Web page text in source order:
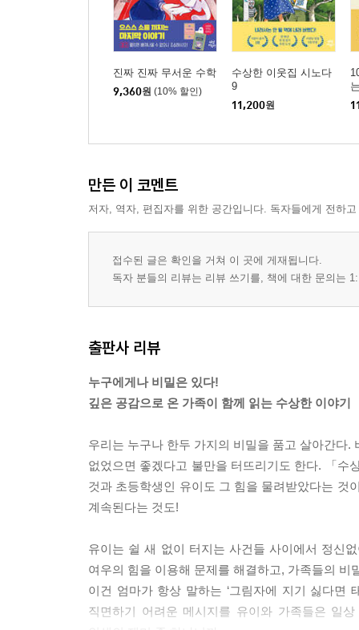
진짜 진짜 무서운 수학
9,360원 (10% 할인)
수상한 이웃집 시노다
9
11,200원
만든 이 코멘트
저자, 역자, 편집자를 위한 공간입니다. 독자들에게 전하
접수된 글은 확인을 거쳐 이 곳에 게재됩니다.
독자 분들의 리뷰는 리뷰 쓰기를, 책에 대한 문의는
출판사 리뷰
누구에게나 비밀은 있다!
깊은 공감으로 온 가족이 함께 읽는 수상한 이야기
우리는 누구나 한두 가지의 비밀을 품고 살아간다
없었으면 좋겠다고 불만을 터뜨리기도 한다. 「수
것과 초등학생인 유이도 그 힘을 물려받았다는 것
계속된다는 것도!
유이는 쉴 새 없이 터지는 사건들 사이에서 정신
여우의 힘을 이용해 문제를 해결하고, 가족들의
이건 엄마가 항상 말하는 ‘그림자에 지기 싫다면
직면하기 어려운 메시지를 유이와 가족들은 일